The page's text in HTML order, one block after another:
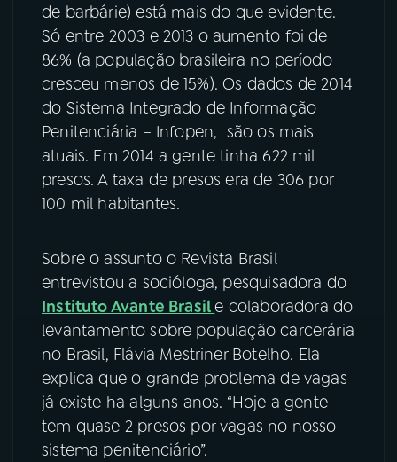
05PODCASTS
06VIDEOCASTS
ÚLTIMAS
08 FESTIVAL DE MÚSICA
ACOMPANHE A RÁDIO NACIONAL
YouTube Facebook
Instagram X
TikTok
de barbárie) está mais do que evidente.
Só entre 2003 e 2013 o aumento foi de
86% (a população brasileira no período
cresceu menos de 15%). Os dados de 2014
do Sistema Integrado de Informação
Penitenciária – Infopen, são os mais
atuais. Em 2014 a gente tinha 622 mil
presos. A taxa de presos era de 306 por
100 mil habitantes.
Sobre o assunto o Revista Brasil
entrevistou a socióloga, pesquisadora do
Instituto Avante Brasile colaboradora do
levantamento sobre população carcerária
no Brasil, Flávia Mestriner Botelho. Ela
explica que o grande problema de vagas
já existe ha alguns anos. “Hoje a gente
tem quase 2 presos por vagas no nosso
sistema penitenciário”.